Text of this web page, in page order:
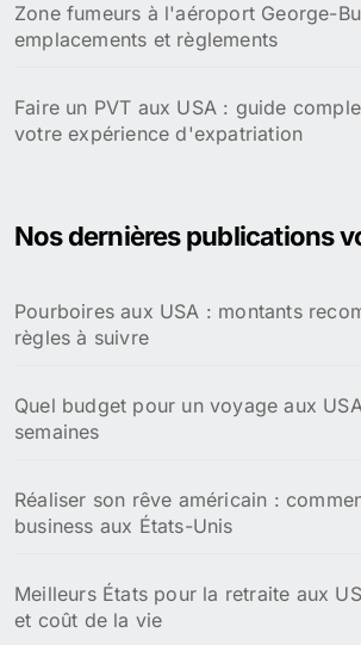
Zone fumeurs à l'aéroport George-
emplacements et règlements
Faire un PVT aux USA : guide
votre expérience d'expatriation
Nos dernières publications
Pourboires aux USA : montants
règles à suivre
Quel budget pour un voyage aux
semaines
Réaliser son rêve américain :
business aux États-Unis
Meilleurs États pour la retraite aux
et coût de la vie